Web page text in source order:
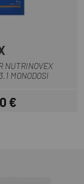
NUTRINOVEX
MONODOSI
Preu
€